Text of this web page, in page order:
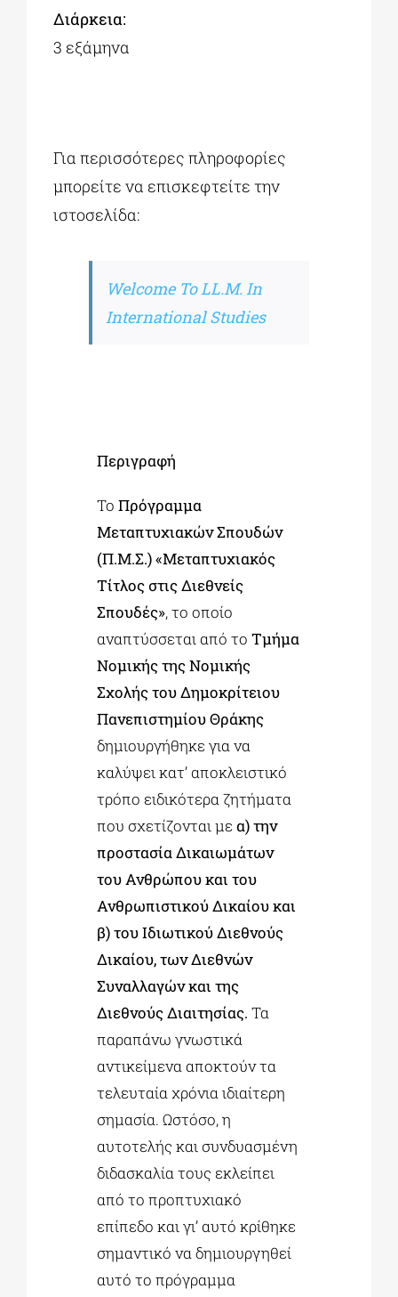
Διάρκεια:
3 εξάμηνα
Για περισσότερες πληροφορίες
μπορείτε να επισκεφτείτε την
ιστοσελίδα:
Welcome To LL.M. In
International Studies
Περιγραφή
ΤοΠρόγραμμα
Μεταπτυχιακών Σπουδών
(Π.Μ.Σ.) «Μεταπτυχιακός
Τίτλος στις Διεθνείς
Σπουδές», το οποίο
αναπτύσσεται από τοΤμήμα
Νομικής της Νομικής
Σχολής του Δημοκρίτειου
Πανεπιστημίου Θράκης
δημιουργήθηκε για να
καλύψει κατ’ αποκλειστικό
τρόπο ειδικότερα ζητήματα
που σχετίζονται μεα) την
προστασία Δικαιωμάτων
του Ανθρώπου και του
Ανθρωπιστικού Δικαίου και
β) του Ιδιωτικού Διεθνούς
Δικαίου, των Διεθνών
Συναλλαγών και της
Διεθνούς Διαιτησίας. Τα
παραπάνω γνωστικά
αντικείμενα αποκτούν τα
τελευταία χρόνια ιδιαίτερη
σημασία. Ωστόσο, η
αυτοτελής και συνδυασμένη
διδασκαλία τους εκλείπει
από το προπτυχιακό
επίπεδο και γι’ αυτό κρίθηκε
σημαντικό να δημιουργηθεί
αυτό το πρόγραμμα